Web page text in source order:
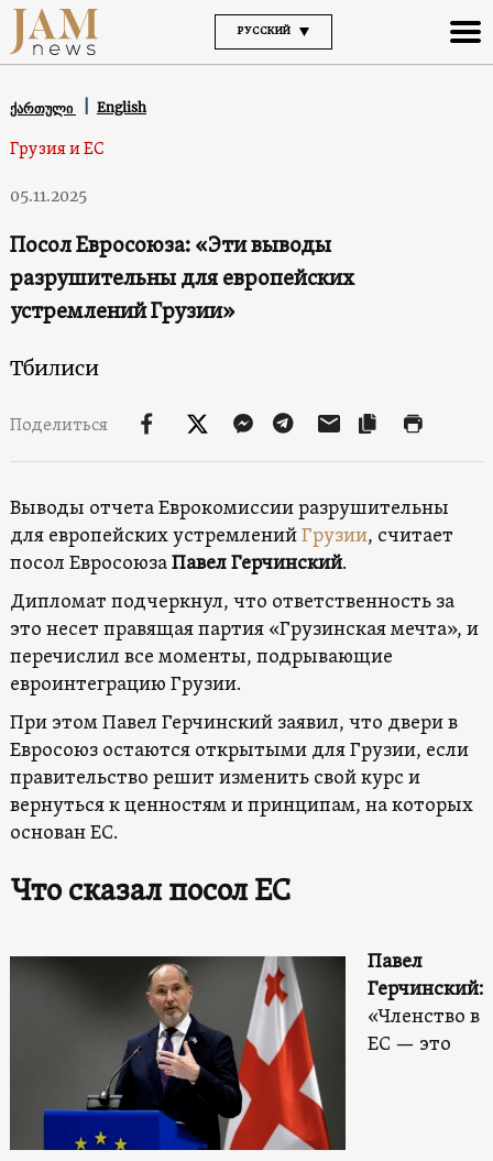
РУССКИЙ
ქართული English
Грузия и ЕС
05.11.2025
Посол Евросоюза: «Эти выводы
разрушительны для европейских
устремлений Грузии»
Тбилиси
Поделиться
Выводы отчета Еврокомиссии разрушительны
для европейских устремленийГрузии, считает
посол ЕвросоюзаПавел Герчинский.
Дипломат подчеркнул, что ответственность за
это несет правящая партия «Грузинская мечта», и
перечислил все моменты, подрывающие
евроинтеграцию Грузии.
При этом Павел Герчинский заявил, что двери в
Евросоюз остаются открытыми для Грузии, если
правительство решит изменить свой курс и
вернуться к ценностям и принципам, на которых
основан ЕС.
Что сказал посол ЕС
Павел
Герчинский:
«Членство в
ЕС — это